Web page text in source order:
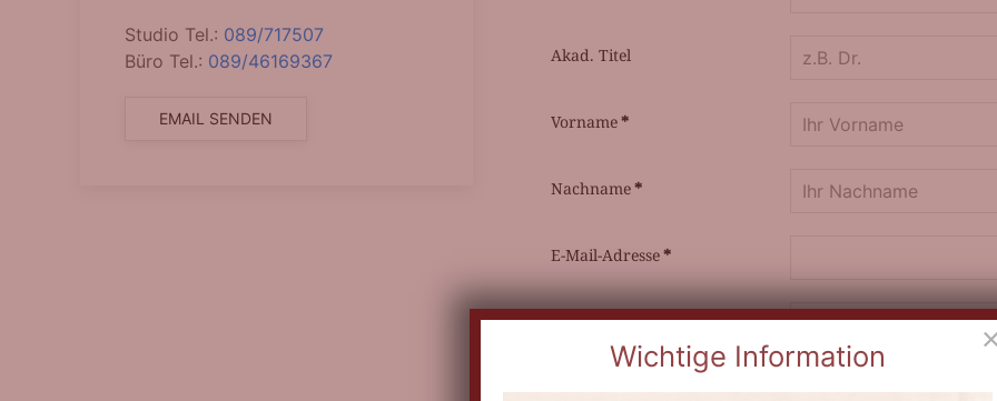
Studio Tel.: 089/717507
Büro Tel.: 089/46169367
EMAIL SENDEN
Akad. Titel
Vorname*
Nachname*
E-Mail-Adresse*
Straße / Hsnr.
Adresszusatz
Wichtige Information